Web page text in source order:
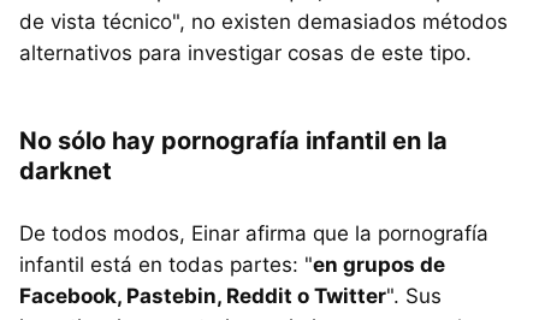
de vista técnico", no existen demasiados métodos
alternativos para investigar cosas de este tipo.
No sólo hay pornografía infantil en la
darknet
De todos modos, Einar afirma que la pornografía
infantil está en todas partes: "en grupos de
Facebook, Pastebin, Reddit o Twitter". Sus